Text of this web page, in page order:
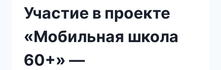
Участие в проекте
«Мобильная школа
60+» —